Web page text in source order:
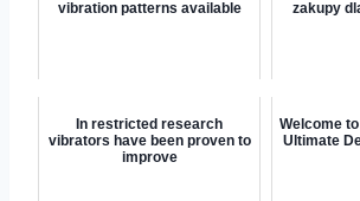
vibration patterns available
zakupy
In restricted research
vibrators have been proven to
improve
Welcome
Ultimate